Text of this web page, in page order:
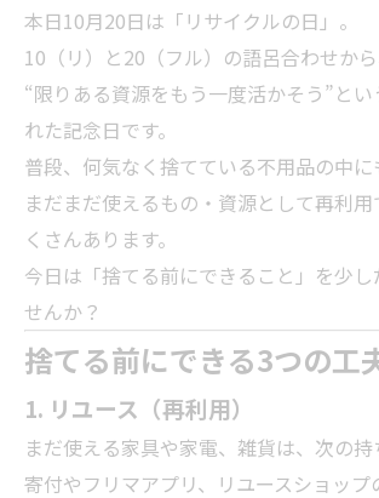
本日10月20日は「リサイクルの日」。
10（リ）と20（フル）の語呂合わせから
“限りある資源をもう一度活かそう”と
れた記念日です。
普段、何気なく捨てている不用品の中に
まだまだ使えるもの・資源として再利
くさんあります。
今日は「捨てる前にできること」を少し
せんか？
捨てる前にできる3つの工
1. リユース（再利用）
まだ使える家具や家電、雑貨は、次の持
寄付やフリマアプリ、リユースショップ